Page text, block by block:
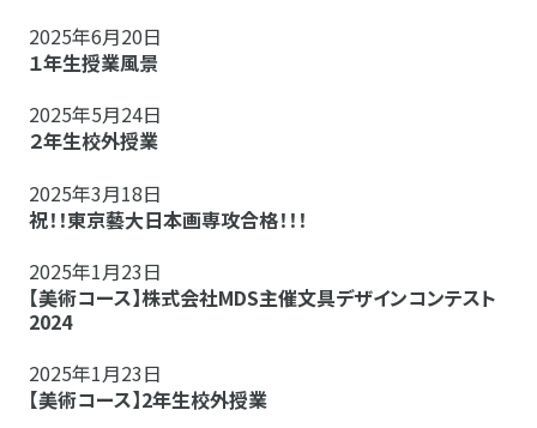
2025年6月20日
１年生授業風景
2025年5月24日
２年生校外授業
2025年3月18日
祝！！東京藝大日本画専攻合格！！！
2025年1月23日
【美術コース】株式会社MDS主催文具デザインコンテスト
2024
2025年1月23日
【美術コース】2年生校外授業